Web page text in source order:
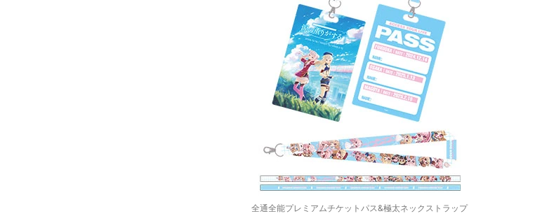
全通全能プレミアムチケットパス&極太ネックストラップ